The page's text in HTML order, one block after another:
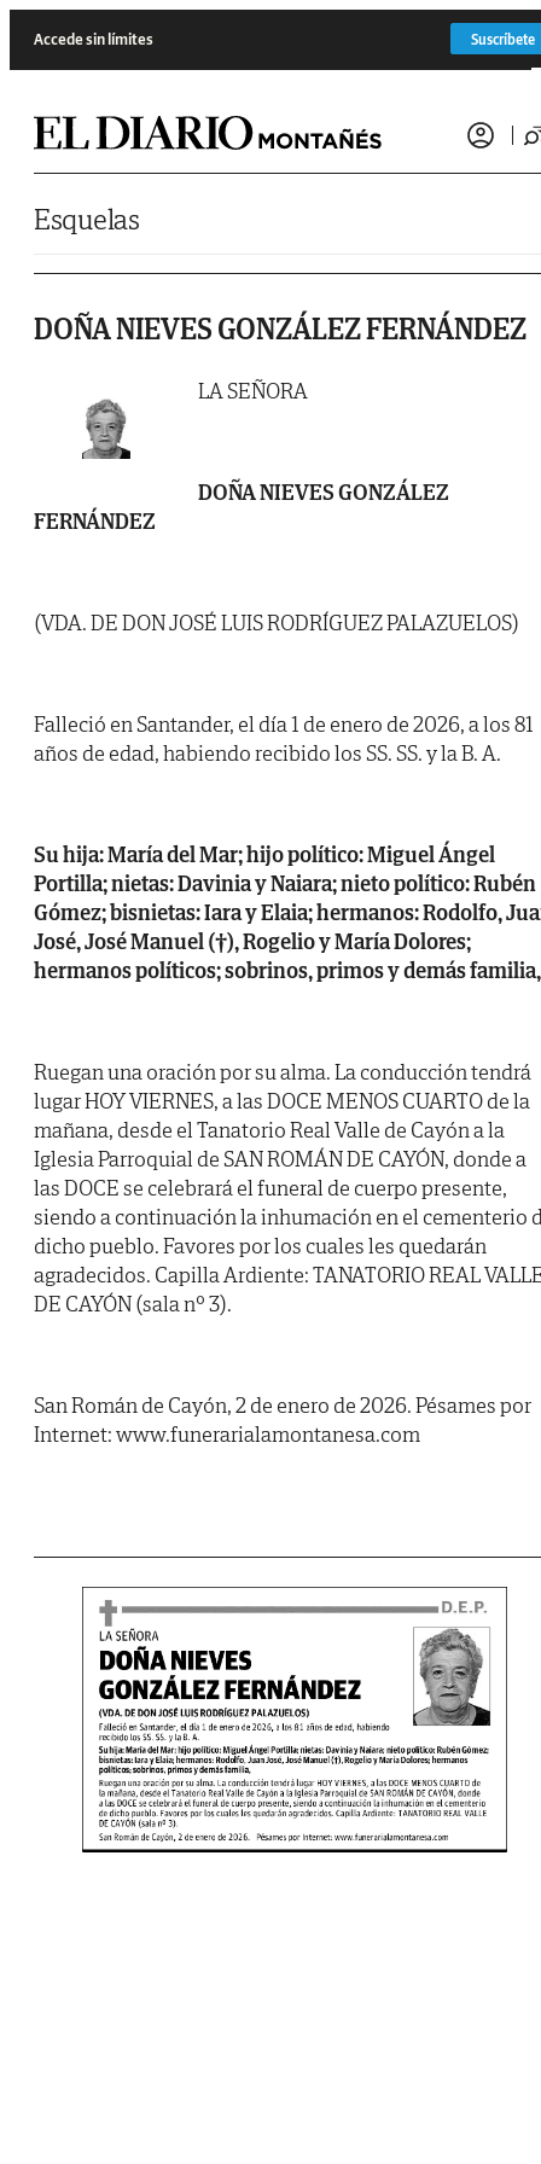
Accede sin límites Suscríbete
Esquelas
DOÑA NIEVES GONZÁLEZ FERNÁNDEZ
LA SEÑORA
DOÑA NIEVES GONZÁLEZ
FERNÁNDEZ
(VDA. DE DON JOSÉ LUIS RODRÍGUEZ PALAZUELOS)
Falleció en Santander, el día 1 de enero de 2026, a los 81
años de edad, habiendo recibido los SS. SS. y la B. A.
Su hija: María del Mar; hijo político: Miguel Ángel
Portilla; nietas: Davinia y Naiara; nieto político: Rubén
Gómez; bisnietas: Iara y Elaia; hermanos: Rodolfo,
José, José Manuel (†), Rogelio y María Dolores;
hermanos políticos; sobrinos, primos y demás familia,
Ruegan una oración por su alma. La conducción tendrá
lugar HOY VIERNES, a las DOCE MENOS CUARTO de la
mañana, desde el Tanatorio Real Valle de Cayón a la
Iglesia Parroquial de SAN ROMÁN DE CAYÓN, donde a
las DOCE se celebrará el funeral de cuerpo presente,
siendo a continuación la inhumación en el cementerio
dicho pueblo. Favores por los cuales les quedarán
agradecidos. Capilla Ardiente: TANATORIO REAL
DE CAYÓN (sala nº 3).
San Román de Cayón, 2 de enero de 2026. Pésames por
Internet: www.funerarialamontanesa.com